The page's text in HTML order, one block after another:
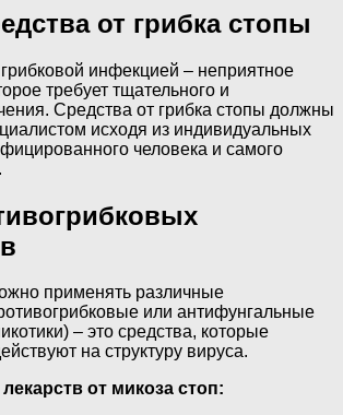
от грибка стопы
инфекцией – неприятное
требует тщательного и
Средства от грибка стопы должны
исходя из индивидуальных
человека и самого
применять различные
или антифунгальные
– это средства, которые
на структуру вируса.
от микоза стоп: